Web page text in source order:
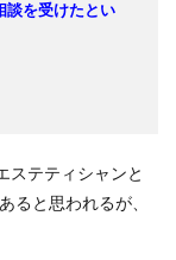
談を受けたとい
ステティシャンと
ると思われるが、